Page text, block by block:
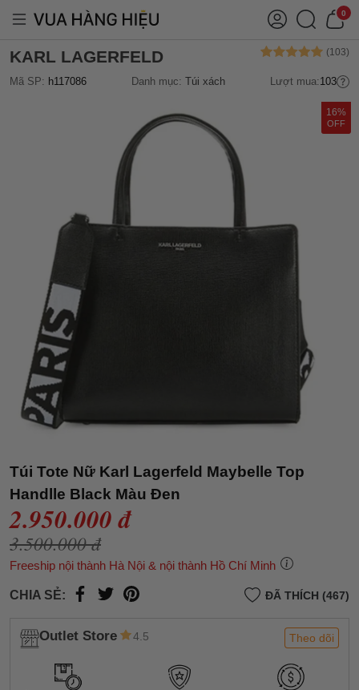
0
KARL LAGERFELD
Mã SP: h117086 Danh mục: Túi xách Lượt mua:103
16%
OFF
Túi Tote Nữ Karl Lagerfeld Maybelle Top
Handlle Black Màu Đen
2.950.000 đ
3.500.000 đ
Freeship nội thành Hà Nội & nội thành Hồ Chí Minh
CHIA SẺ: ĐÃ THÍCH (467)
Outlet Store 4.5 Theo dõi